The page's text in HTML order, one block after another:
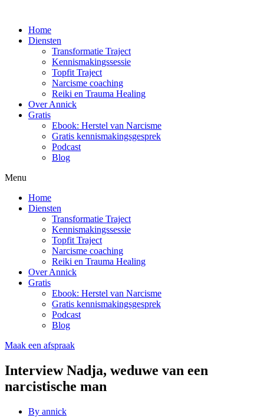
Home
Diensten
Transformatie Traject
Kennismakingssessie
Topfit Traject
Narcisme coaching
Reiki en Trauma Healing
Over Annick
Gratis
Ebook: Herstel van Narcisme
Gratis kennismakingsgesprek
Podcast
Blog
Menu
Home
Diensten
Transformatie Traject
Kennismakingssessie
Topfit Traject
Narcisme coaching
Reiki en Trauma Healing
Over Annick
Gratis
Ebook: Herstel van Narcisme
Gratis kennismakingsgesprek
Podcast
Blog
Maak een afspraak
Interview Nadja, weduwe van een
narcistische man
By annick